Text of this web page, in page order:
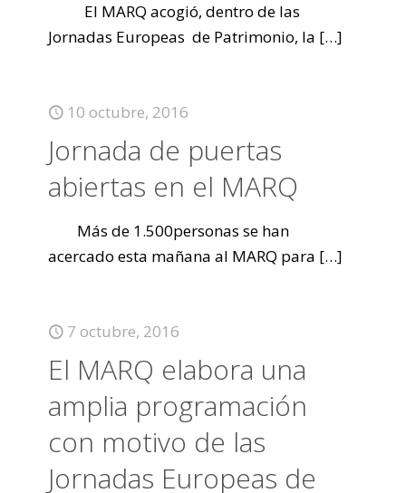
El MARQ acogió, dentro de las
Jornadas Europeas de Patrimonio, la […]
10 octubre, 2016
Jornada de puertas
abiertas en el MARQ
Más de 1.500personas se han
acercado esta mañana al MARQ para […]
7 octubre, 2016
El MARQ elabora una
amplia programación
con motivo de las
Jornadas Europeas de